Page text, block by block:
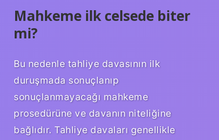
Mahkeme ilk celsede biter
mi?
Bu nedenle tahliye davasının ilk
duruşmada sonuçlanıp
sonuçlanmayacağı mahkeme
prosedürüne ve davanın niteliğine
bağlıdır. Tahliye davaları genellikle